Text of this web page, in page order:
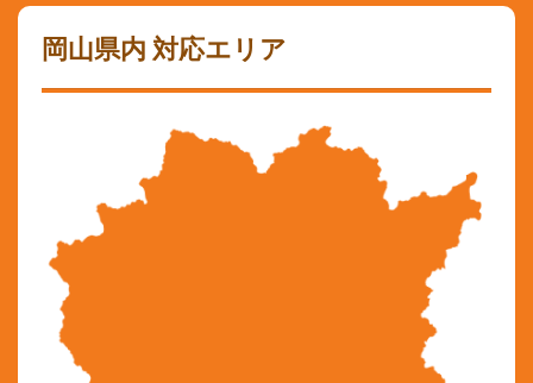
岡山県内 対応エリア